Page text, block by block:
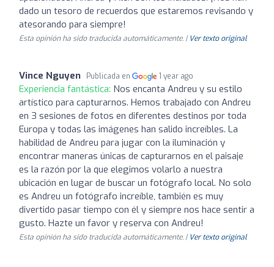
dado un tesoro de recuerdos que estaremos revisando y
atesorando para siempre!
Esta opinión ha sido traducida automáticamente. | Ver texto original
Vince Nguyen Publicada en 1 year ago
Experiencia fantástica: Nos encanta Andreu y su estilo
artístico para capturarnos. Hemos trabajado con Andreu
en 3 sesiones de fotos en diferentes destinos por toda
Europa y todas las imágenes han salido increíbles. La
habilidad de Andreu para jugar con la iluminación y
encontrar maneras únicas de capturarnos en el paisaje
es la razón por la que elegimos volarlo a nuestra
ubicación en lugar de buscar un fotógrafo local. No solo
es Andreu un fotógrafo increíble, también es muy
divertido pasar tiempo con él y siempre nos hace sentir a
gusto. Hazte un favor y reserva con Andreu!
Esta opinión ha sido traducida automáticamente. | Ver texto original